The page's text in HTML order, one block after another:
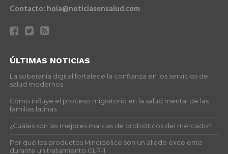
Contacto: hola@noticiasensalud.com
ÚLTIMAS NOTICIAS
La soberanía digital fortalece la confianza en los servicios de
salud modernos
Cómo influye el proceso migratorio en la salud mental de las
familias latinas
¿Cuáles son las mejores marcas de probióticos del mercado?
Por qué los productos Mincidelice son un aliado excelente
durante un tratamiento GLP-1